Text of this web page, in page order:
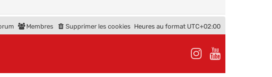
Heures au format UTC+02:00
Supprimer les cookies
Membres